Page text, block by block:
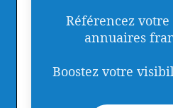
Référencez
annuaires
Boostez votre